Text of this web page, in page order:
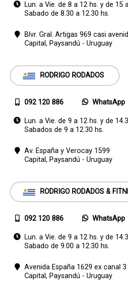
Lun. a Vie. de 8 a 12 hs. y de 15
Sabado de 8.30 a 12.30 hs.
Blvr. Gral. Artigas 969 casi
Capital, Paysandú - Uruguay
RODRIGO RODADOS
092 120 886 WhatsApp
Lun. a Vie. de 9 a 12 hs. y de
Sabados de 9 a 12.30 hs.
Av. España y Verocay 1599
Capital, Paysandú - Uruguay
RODRIGO RODADOS &
092 120 886 WhatsApp
Lun. a Vie. de 9 a 12 hs. y de
Sabado de 9.00 a 12.30 hs.
Avenida España 1629 ex canal 3
Capital, Paysandú - Uruguay